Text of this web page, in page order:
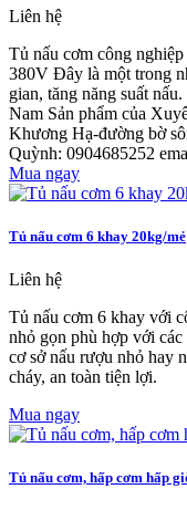
Liên hệ
Tủ nấu cơm công
380V Đây là một trong
gian, tăng năng suất
Nam Sản phẩm của
Khương Hạ-đường bờ
Quỳnh: 0904685252
Mua ngay
Tủ nấu cơm 6 khay 20kg/mẻ
Liên hệ
Tủ nấu cơm 6 khay với
nhỏ gọn phù hợp với
cơ sở nấu rượu nhỏ hay
cháy, an toàn tiện lợi.
Mua ngay
Tủ nấu cơm, hấp cơm hấp